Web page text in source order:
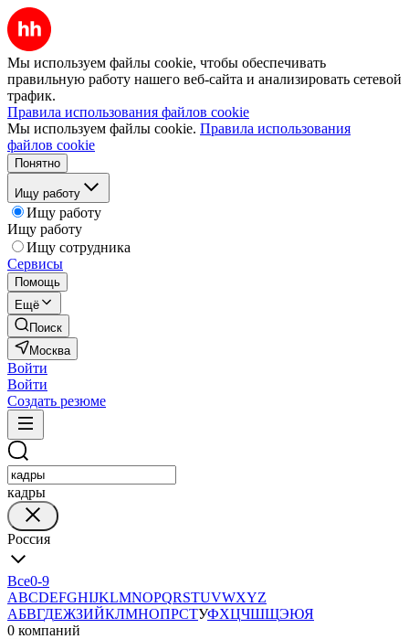
Мы используем файлы cookie, чтобы обеспечивать
правильную работу нашего веб-сайта и анализировать сетевой
трафик.
Правила использования файлов cookie
Мы используем файлы cookie. Правила использования
файлов cookie
Понятно
Ищу работу
Ищу работу
Ищу работу
Ищу сотрудника
Сервисы
Помощь
Ещё
Поиск
Москва
Войти
Войти
Создать резюме
кадры
Россия
Все0-9
ABCDEFGHIJKLMNOPQRSTUVWXYZ
АБВГДЕЖЗИЙКЛМНОПРСТУФХЦЧШЩЭЮЯ
0 компаний